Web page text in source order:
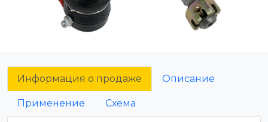
Информация о продаже Описание
Применение Схема